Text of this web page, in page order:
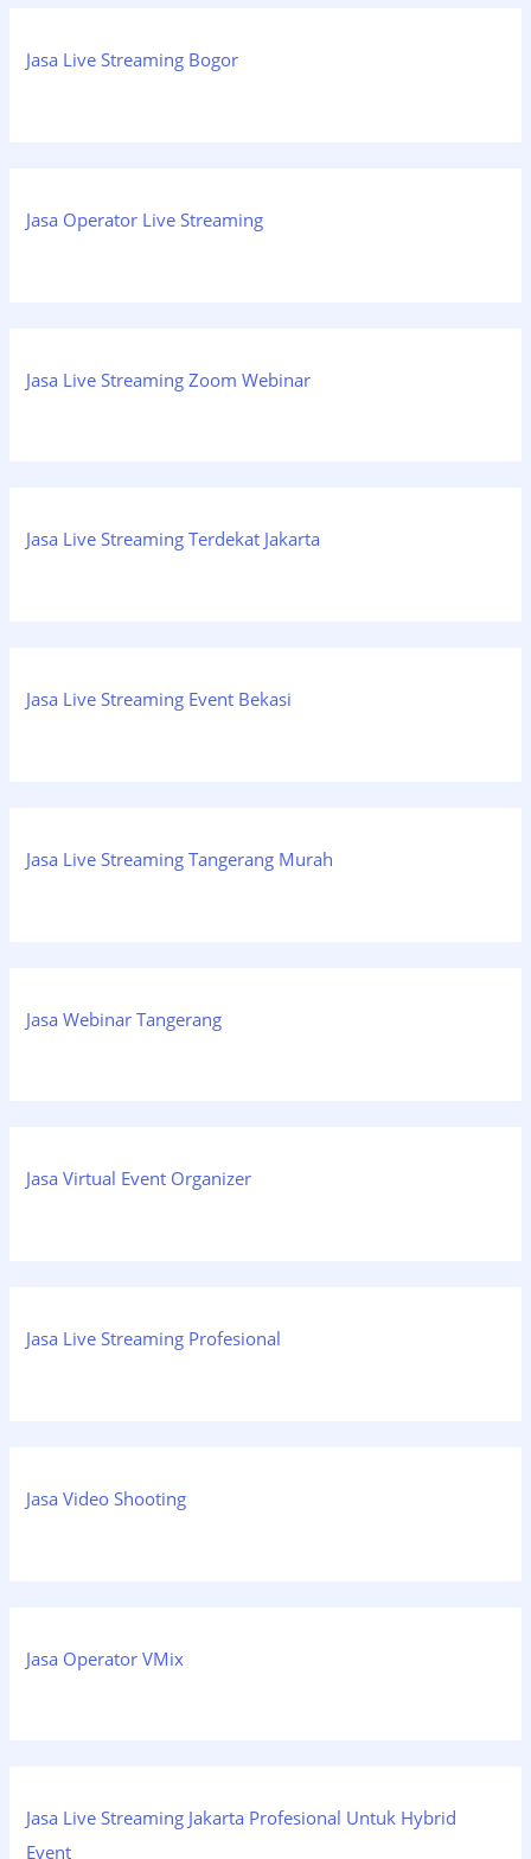
Jasa Live Streaming Bogor
Jasa Operator Live Streaming
Jasa Live Streaming Zoom Webinar
Jasa Live Streaming Terdekat Jakarta
Jasa Live Streaming Event Bekasi
Jasa Live Streaming Tangerang Murah
Jasa Webinar Tangerang
Jasa Virtual Event Organizer
Jasa Live Streaming Profesional
Jasa Video Shooting
Jasa Operator VMix
Jasa Live Streaming Jakarta Profesional Untuk Hybrid
Event